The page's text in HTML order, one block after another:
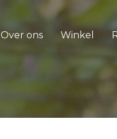
Over ons Winkel